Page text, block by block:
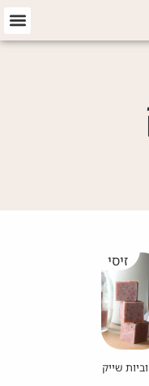
זיסי
שייק קפואות